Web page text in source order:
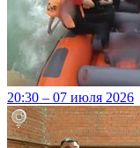
20:30 – 07 июля 2026